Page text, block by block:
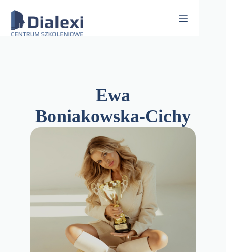
content
Ewa
Boniakowska-Cichy